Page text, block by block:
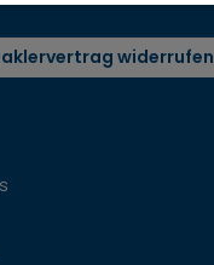
widerrufen